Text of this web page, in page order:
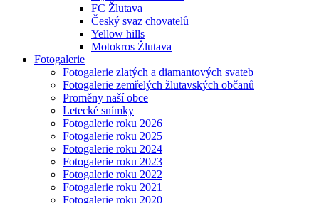
FC Žlutava
Český svaz chovatelů
Yellow hills
Motokros Žlutava
Fotogalerie
Fotogalerie zlatých a diamantových svateb
Fotogalerie zemřelých žlutavských občanů
Proměny naší obce
Letecké snímky
Fotogalerie roku 2026
Fotogalerie roku 2025
Fotogalerie roku 2024
Fotogalerie roku 2023
Fotogalerie roku 2022
Fotogalerie roku 2021
Fotogalerie roku 2020